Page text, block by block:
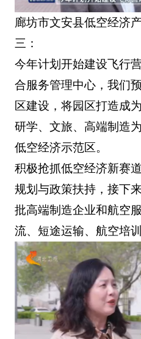
廊坊市文安县低空经济
三：
今年计划开始建设飞行
合服务管理中心，我们
区建设，将园区打造成
研学、文旅、高端制造
低空经济示范区。
积极抢抓低空经济新赛
规划与政策扶持，接下
批高端制造企业和航空
流、短途运输、航空培